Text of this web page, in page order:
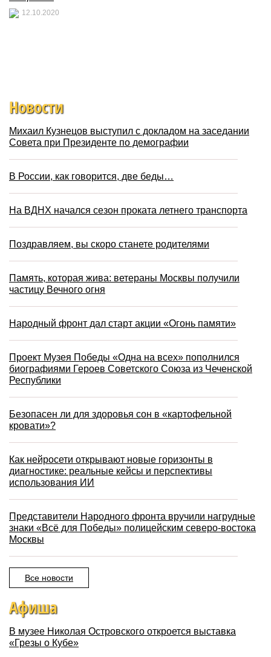
12.10.2020
Новости
Михаил Кузнецов выступил с докладом на заседании
Совета при Президенте по демографии
В России, как говорится, две беды…
На ВДНХ начался сезон проката летнего транспорта
Поздравляем, вы скоро станете родителями
Память, которая жива: ветераны Москвы получили
частицу Вечного огня
Народный фронт дал старт акции «Огонь памяти»
Проект Музея Победы «Одна на всех» пополнился
биографиями Героев Советского Союза из Чеченской
Республики
Безопасен ли для здоровья сон в «картофельной
кровати»?
Как нейросети открывают новые горизонты в
диагностике: реальные кейсы и перспективы
использования ИИ
Представители Народного фронта вручили нагрудные
знаки «Всё для Победы» полицейским северо-востока
Москвы
Все новости
Афиша
В музее Николая Островского откроется выставка
«Грезы о Кубе»